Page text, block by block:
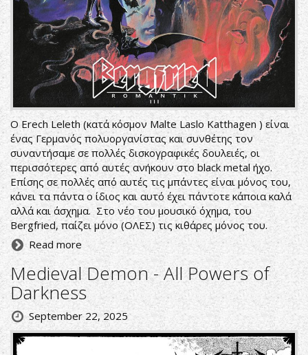
O Erech Leleth (κατά κόσμον Malte Laslo Katthagen ) είναι
ένας Γερμανός πολυοργανίστας και συνθέτης τον
συναντήσαμε σε πολλές δισκογραφικές δουλειές, οι
περισσότερες από αυτές ανήκουν στο black metal ήχο.
Επίσης σε πολλές από αυτές τις μπάντες είναι μόνος του,
κάνει τα πάντα ο ίδιος και αυτό έχει πάντοτε κάποια καλά
αλλά και άσχημα. Στο νέο του μουσικό όχημα, του
Bergfried, παίζει μόνο (ΟΛΕΣ) τις κιθάρες μόνος του.
Read more
Medieval Demon - All Powers of
Darkness
September 22, 2025